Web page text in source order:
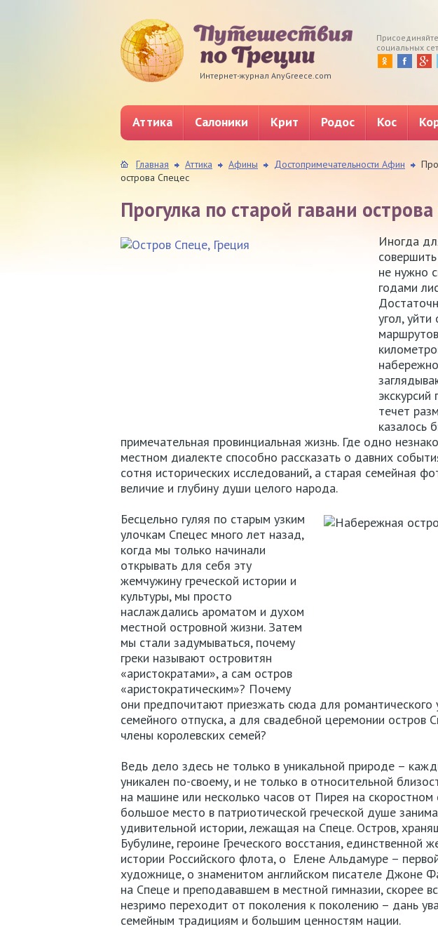
Интернет-журнал AnyGreece.com
социальных
Аттика Салоники Крит Родос Кос
Главная Аттика Афины Достопримечательности Афин
острова Спецес
Прогулка по старой гавани
Иногда
не нужно
годами
угол,
течет
казалось
примечательная провинциальная жизнь. Где одно
местном диалекте способно рассказать о давних
сотня исторических исследований, а старая семейная
величие и глубину души целого народа.
Бесцельно гуляя по старым узким
улочкам Спецес много лет назад,
когда мы только начинали
открывать для себя эту
жемчужину греческой истории и
культуры, мы просто
наслаждались ароматом и духом
местной островной жизни. Затем
мы стали задумываться, почему
греки называют островитян
«аристократами», а сам остров
«аристократическим»? Почему
они предпочитают приезжать сюда для романтического
семейного отпуска, а для свадебной церемонии остров
члены королевских семей?
Ведь дело здесь не только в уникальной природе –
уникален по-своему, и не только в относительной
на машине или несколько часов от Пирея на скоростном
большое место в патриотической греческой душе
удивительной истории, лежащая на Спеце. Остров,
Бубулине, героине Греческого восстания, единственной
истории Российского флота, о Елене Альдамуре –
художнице, о знаменитом английском писателе Джоне
на Спеце и преподававшем в местной гимназии, скорее
незримо переходит от поколения к поколению – дань
семейным традициям и большим ценностям нации.